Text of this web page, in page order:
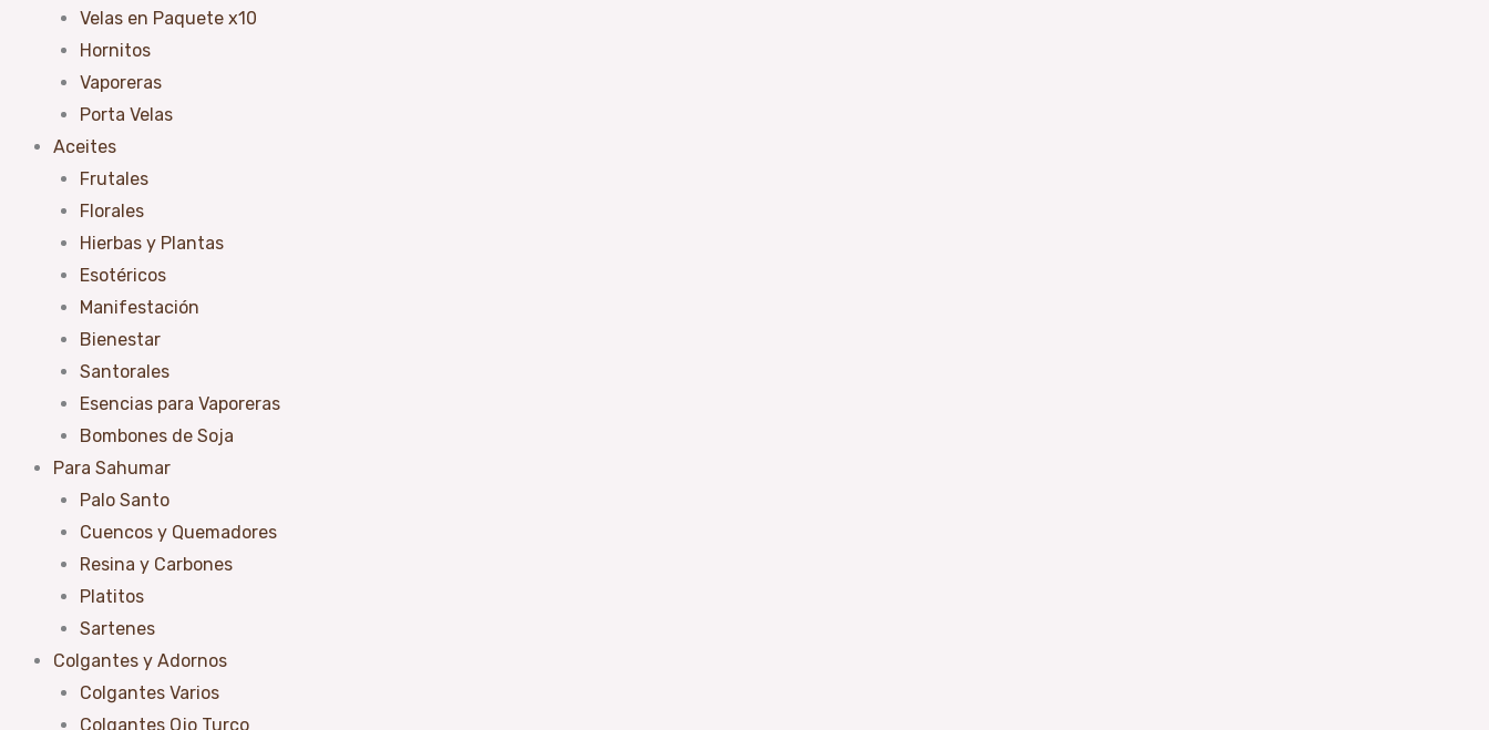
Velas en Paquete x10
Hornitos
Vaporeras
Porta Velas
Aceites
Frutales
Florales
Hierbas y Plantas
Esotéricos
Manifestación
Bienestar
Santorales
Esencias para Vaporeras
Bombones de Soja
Para Sahumar
Palo Santo
Cuencos y Quemadores
Resina y Carbones
Platitos
Sartenes
Colgantes y Adornos
Colgantes Varios
Colgantes Ojo Turco